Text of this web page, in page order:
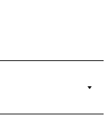
cerze wypoczętego